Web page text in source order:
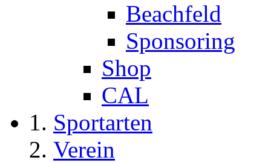
Beachfeld
Sponsoring
Shop
CAL
Sportarten
Verein